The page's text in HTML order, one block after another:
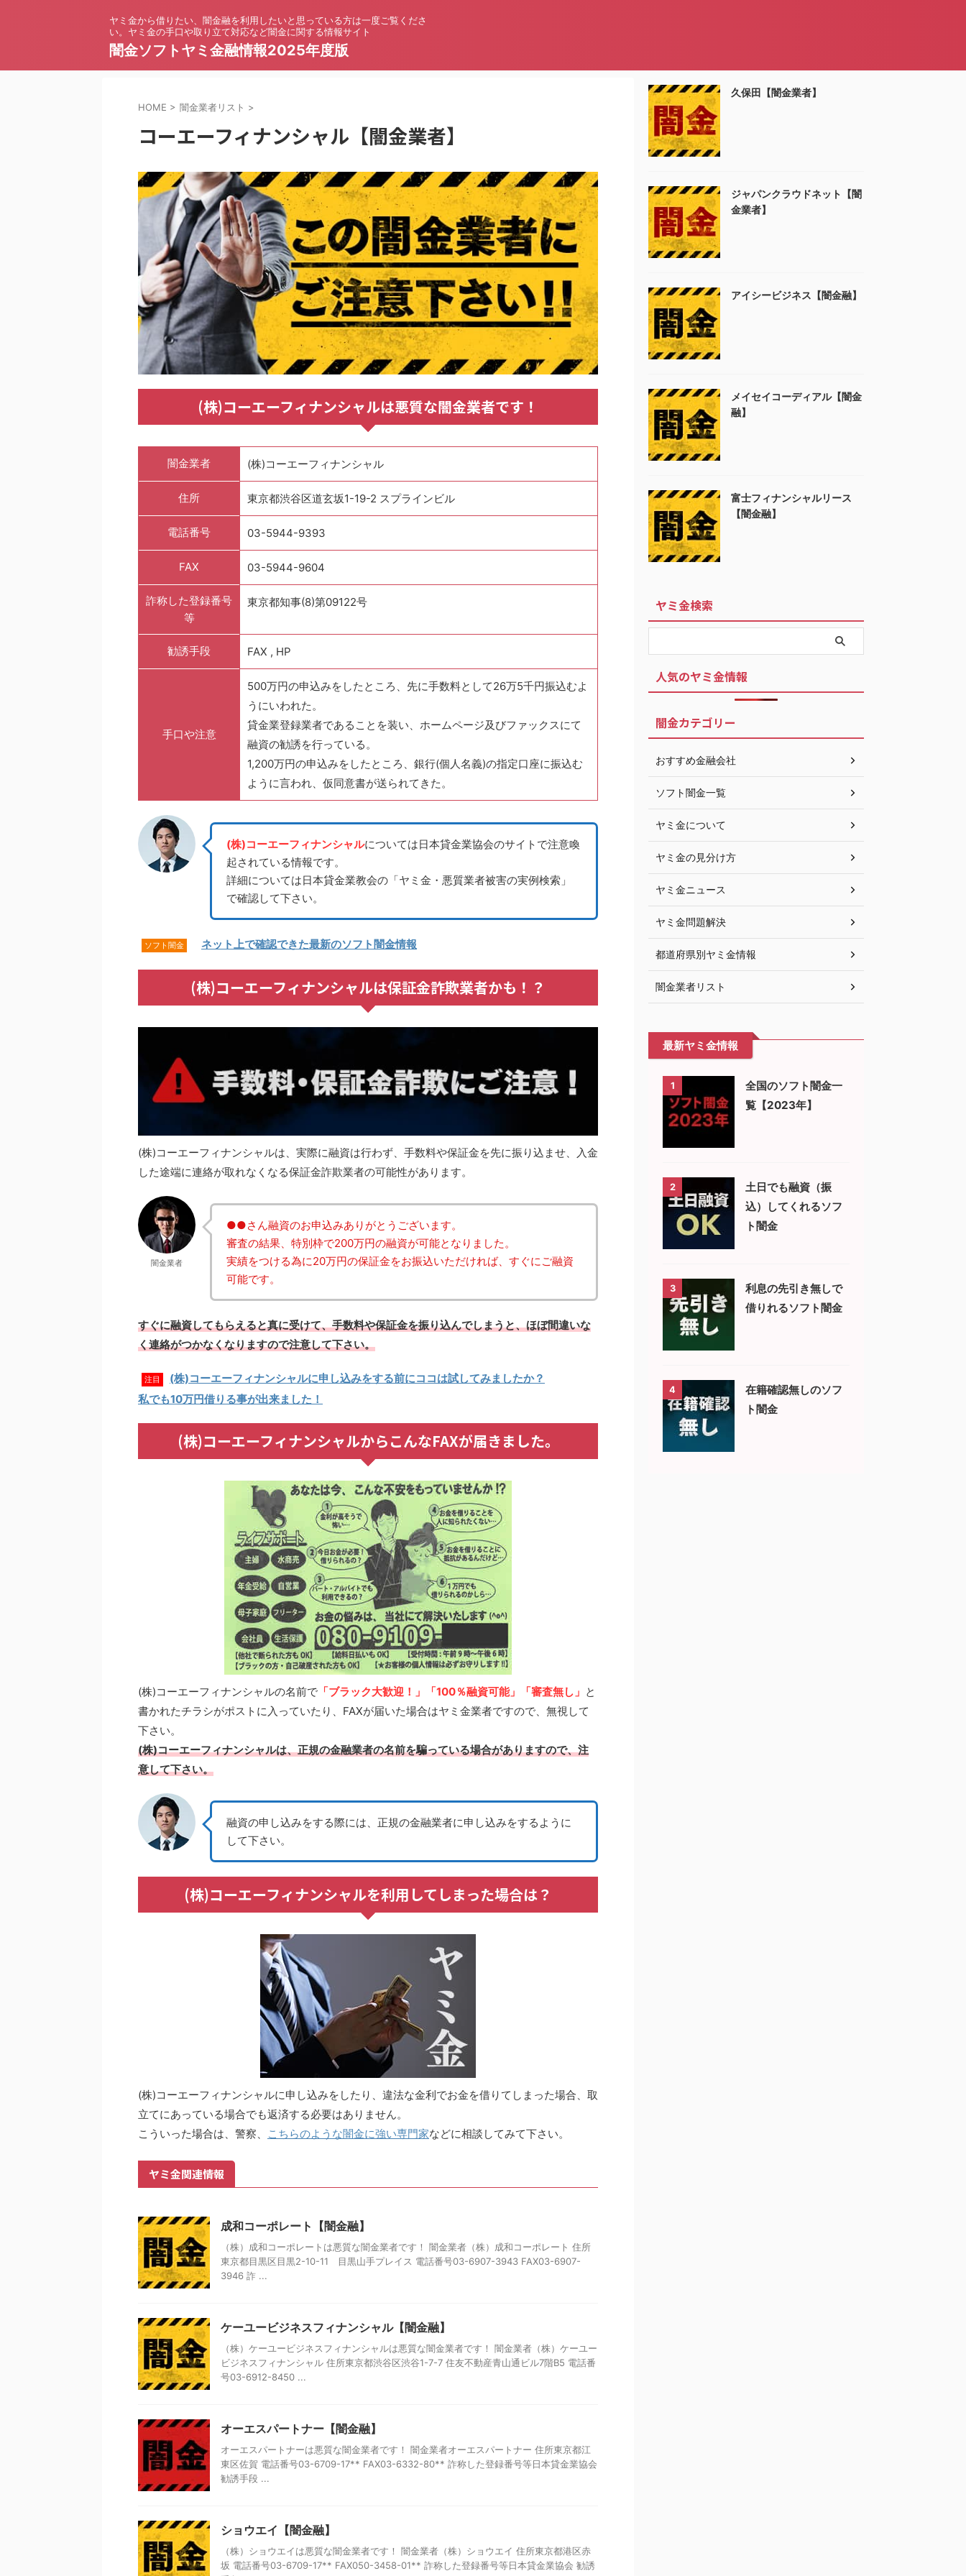
ヤミ金から借りたい、闇金融を利用したいと思っている方は一度ご覧くださ
い。ヤミ金の手口や取り立て対応など闇金に関する情報サイト
闇金ソフトヤミ金融情報2025年度版
HOME > 闇金業者リスト >
コーエーフィナンシャル【闇金業者】
(株)コーエーフィナンシャルは悪質な闇金業者です！
闇金業者 (株)コーエーフィナンシャル
住所 東京都渋谷区道玄坂1-19-2 スプラインビル
電話番号 03-5944-9393
FAX 03-5944-9604
詐称した登録番号
等
東京都知事(8)第09122号
勧誘手段 FAX , HP
手口や注意
500万円の申込みをしたところ、先に手数料として26万5千円振込むよ
うにいわれた。
貸金業登録業者であることを装い、ホームページ及びファックスにて
融資の勧誘を行っている。
1,200万円の申込みをしたところ、銀行(個人名義)の指定口座に振込む
ように言われ、仮同意書が送られてきた。
(株)コーエーフィナンシャルについては日本貸金業協会のサイトで注意喚
起されている情報です。
詳細については日本貸金業教会の「ヤミ金・悪質業者被害の実例検索」
で確認して下さい。
ソフト闇金 ネット上で確認できた最新のソフト闇金情報
(株)コーエーフィナンシャルは保証金詐欺業者かも！？
(株)コーエーフィナンシャルは、実際に融資は行わず、手数料や保証金を先に振り込ませ、入金
した途端に連絡が取れなくなる保証金詐欺業者の可能性があります。
闇金業者
●●さん融資のお申込みありがとうございます。
審査の結果、特別枠で200万円の融資が可能となりました。
実績をつける為に20万円の保証金をお振込いただければ、すぐにご融資
可能です。
すぐに融資してもらえると真に受けて、手数料や保証金を振り込んでしまうと、ほぼ間違いな
く連絡がつかなくなりますので注意して下さい。
注目
(株)コーエーフィナンシャルに申し込みをする前にココは試してみましたか？
私でも10万円借りる事が出来ました！
(株)コーエーフィナンシャルからこんなFAXが届きました。
(株)コーエーフィナンシャルの名前で 「ブラック大歓迎！」「100％融資可能」「審査無し」 と
書かれたチラシがポストに入っていたり、FAXが届いた場合はヤミ金業者ですので、無視して
下さい。
(株)コーエーフィナンシャルは、正規の金融業者の名前を騙っている場合がありますので、注
意して下さい。
融資の申し込みをする際には、正規の金融業者に申し込みをするように
して下さい。
(株)コーエーフィナンシャルを利用してしまった場合は？
(株)コーエーフィナンシャルに申し込みをしたり、違法な金利でお金を借りてしまった場合、取
立てにあっている場合でも返済する必要はありません。
こういった場合は、警察、
こちらのような闇金に強い専門家などに相談してみて下さい。
ヤミ金関連情報
成和コーポレート【闇金融】
（株）成和コーポレートは悪質な闇金業者です！ 闇金業者（株）成和コーポレート 住所
東京都目黒区目黒2-10-11 目黒山手プレイス 電話番号03-6907-3943 FAX03-6907-
3946 詐 ...
ケーユービジネスフィナンシャル【闇金融】
（株）ケーユービジネスフィナンシャルは悪質な闇金業者です！ 闇金業者（株）ケーユー
ビジネスフィナンシャル 住所東京都渋谷区渋谷1-7-7 住友不動産青山通ビル7階B5 電話番
号03-6912-8450 ...
オーエスパートナー【闇金融】
オーエスパートナーは悪質な闇金業者です！ 闇金業者オーエスパートナー 住所東京都江
東区佐賀 電話番号03-6709-17** FAX03-6332-80** 詐称した登録番号等日本貸金業協会
勧誘手段 ...
ショウエイ【闇金融】
（株）ショウエイは悪質な闇金業者です！ 闇金業者（株）ショウエイ 住所東京都港区赤
坂 電話番号03-6709-17** FAX050-3458-01** 詐称した登録番号等日本貸金業協会 勧誘
久保田【闇金業者】
ジャパンクラウドネット【闇
金業者】
アイシービジネス【闇金融】
メイセイコーディアル【闇金
融】
富士フィナンシャルリース
【闇金融】
ヤミ金検索
人気のヤミ金情報
闇金カテゴリー
おすすめ金融会社
ソフト闇金一覧
ヤミ金について
ヤミ金の見分け方
ヤミ金ニュース
ヤミ金問題解決
都道府県別ヤミ金情報
闇金業者リスト
最新ヤミ金情報
1
全国のソフト闇金一
覧【2023年】
2
土日でも融資（振
込）してくれるソフ
ト闇金
3
利息の先引き無しで
借りれるソフト闇金
4
在籍確認無しのソフ
ト闇金